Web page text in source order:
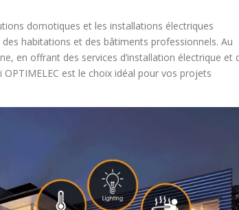
domotiques et les installations électriques
habitations et des bâtiments professionnels. Au
en offrant des services d’installation électrique et
est le choix idéal pour vos projets